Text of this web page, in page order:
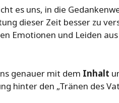
es uns, in die
dieser Zeit besser zu
Emotionen und Leiden
genauer mit dem Inhalt
hinter den „Tränen des